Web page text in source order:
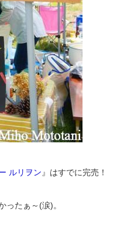
ルリヲン 』はすでに完売！
ったぁ～(涙)。